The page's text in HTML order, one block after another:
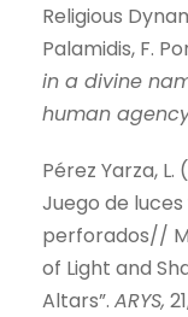
Religious
Palamidis, F.
in a divine
human
Pérez Yarza, L.
Juego de
perforados//
of Light and
Altars”. ARYS,